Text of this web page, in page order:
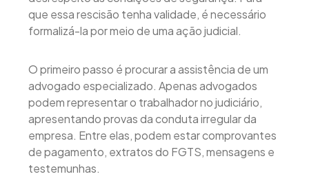
que essa rescisão tenha validade, é necessário
formalizá-la por meio de uma ação judicial.
O primeiro passo é procurar a assistência de um
advogado especializado. Apenas advogados
podem representar o trabalhador no judiciário,
apresentando provas da conduta irregular da
empresa. Entre elas, podem estar comprovantes
de pagamento, extratos do FGTS, mensagens e
testemunhas.